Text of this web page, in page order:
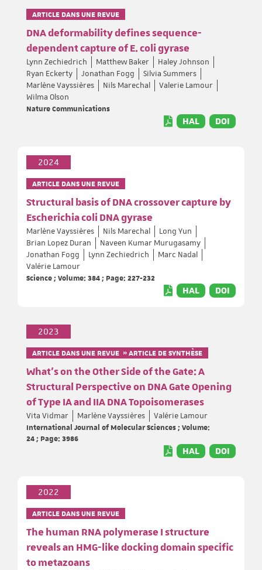
ARTICLE DANS UNE REVUE
DNA deformability defines sequence-
dependent capture of E. coli gyrase
Lynn Zechiedrich Matthew Baker
Haley Johnson
Ryan Eckerty
Jonathan Fogg
Silvia Summers
Marlène Vayssières
Nils Marechal
Valerie Lamour
Wilma Olson
Nature Communications
HAL DOI
2024
ARTICLE DANS UNE REVUE
Structural basis of DNA crossover capture by
Escherichia coli DNA gyrase
Marlène Vayssières Nils Marechal
Long Yun
Brian Lopez Duran
Naveen Kumar Murugasamy
Jonathan Fogg
Lynn Zechiedrich
Marc Nadal
Valérie Lamour
Science ; Volume: 384 ; Page: 227-232
HAL DOI
2023
ARTICLE DANS UNE REVUE » ARTICLE DE SYNTHÈSE
What’s on the Other Side of the Gate: A
Structural Perspective on DNA Gate Opening
of Type IA and IIA DNA Topoisomerases
Vita Vidmar Marlène Vayssières
Valérie Lamour
International Journal of Molecular Sciences ; Volume:
24 ; Page: 3986
HAL DOI
2022
ARTICLE DANS UNE REVUE
The human RNA polymerase I structure
reveals an HMG-like docking domain specific
to metazoans